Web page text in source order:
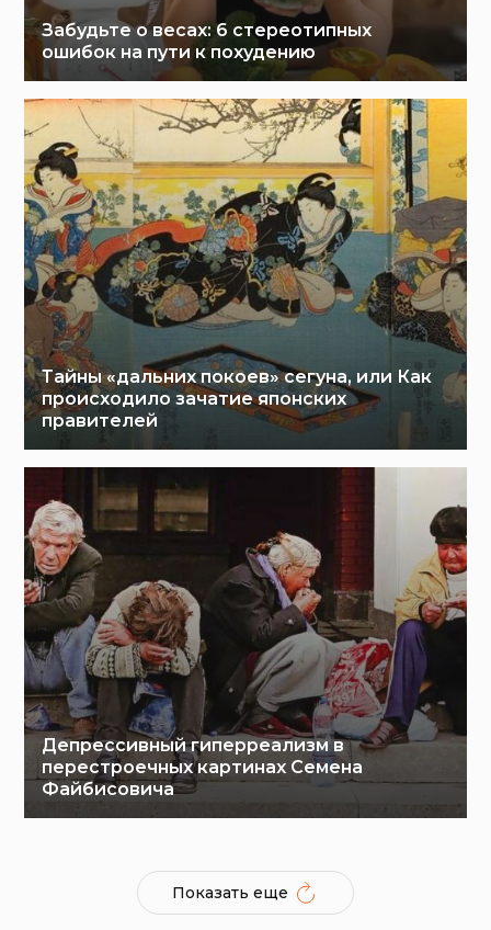
Забудьте о весах: 6 стереотипных
ошибок на пути к похудению
Тайны «дальних покоев» сегуна, или Как
происходило зачатие японских
правителей
Депрессивный гиперреализм в
перестроечных картинах Семена
Файбисовича
Показать еще